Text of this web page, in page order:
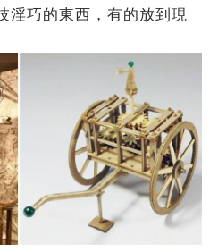
淫巧的東西，有的放到現